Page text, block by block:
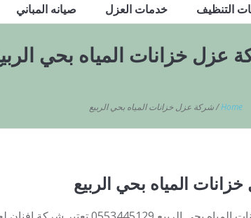
التنظيف خدمات العزل صيانه المباني
عزل خزانات المياه بحي
Home
/شركة عزل خزانات المياه بحي الربيع
المياه بحي الربيع